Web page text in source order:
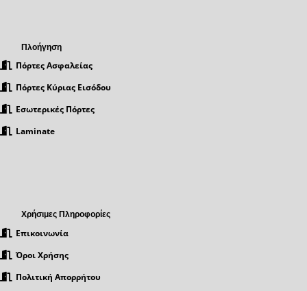
Πλοήγηση
Πόρτες Ασφαλείας
Πόρτες Κύριας Εισόδου
Εσωτερικές Πόρτες
Laminate
Χρήσιμες Πληροφορίες
Επικοινωνία
Όροι Χρήσης
Πολιτική Απορρήτου